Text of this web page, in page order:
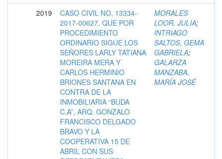
2019
CASO CIVIL NO. 13334-
2017-00627, QUE POR
PROCEDIMIENTO
ORDINARIO SIGUE LOS
SEÑORES LARLY TATIANA
MOREIRA MERA Y
CARLOS HERMINIO
BRIONES SANTANA EN
CONTRA DE LA
INMOBILIARIA “BUDA
C.A”, ARQ. GONZALO
FRANCISCO DELGADO
BRAVO Y LA
COOPERATIVA 15 DE
ABRIL CON SUS
MORALES
LOOR, JULIA;
INTRIAGO
SALTOS, GEMA
GABRIELA;
GALARZA
MANZABA,
MARÍA JOSÉ